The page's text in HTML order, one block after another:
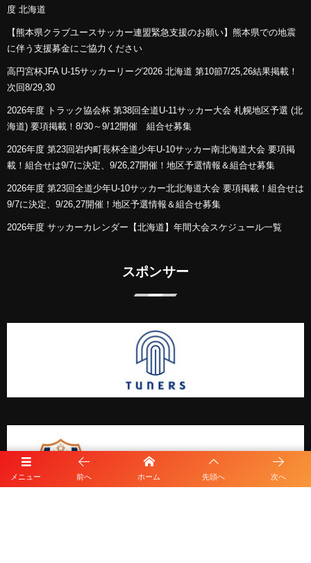
メニュー 前へ ホーム 先頭へ 次へ
度 北海道
【熊本県クラブユースサッカー連盟緊急支援のお願い】熊本県での地震
に伴う支援募金にご協力ください
高円宮杯JFA U-15サッカーリーグ2026 北海道 第10節7/25,26結果掲載！
次回8/29,30
2026年度 トラック協会杯 第38回全道U-11サッカー大会 札幌地区予選 (北
海道) 要項掲載！8/30～9/12開催 組合せ募集
2026年度 第23回岩内町長杯全道少年U-10サッカー南北海道大会 要項掲
載！組合せは9/7に決定、9/26,27開催！地区予選情報＆組合せ募集
2026年度 第23回全道少年U-10サッカー北北海道大会 要項掲載！組合せは
9/7に決定、9/26,27開催！地区予選情報＆組合せ募集
2026年度 サッカーカレンダー【北海道】年間大会スケジュール一覧
スポンサー